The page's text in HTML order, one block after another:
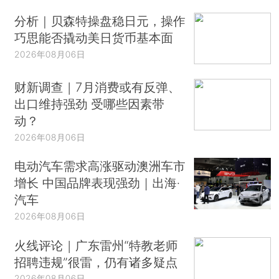
分析｜贝森特操盘稳日元，操作
巧思能否撬动美日货币基本面
2026年08月06日
财新调查｜7月消费或有反弹、
出口维持强劲 受哪些因素带
动？
2026年08月06日
电动汽车需求高涨驱动澳洲车市
增长 中国品牌表现强劲｜出海·
汽车
2026年08月06日
火线评论｜广东雷州“特教老师
招聘违规”很雷，仍有诸多疑点